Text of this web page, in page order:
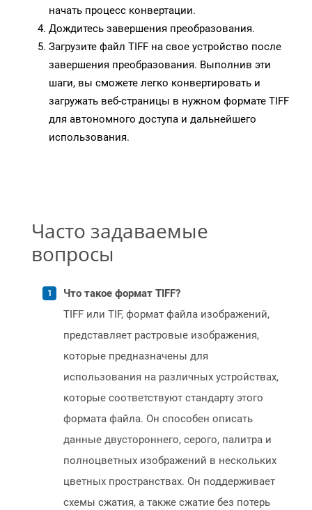
начать процесс конвертации.
Дождитесь завершения преобразования.
Загрузите файл TIFF на свое устройство после
завершения преобразования. Выполнив эти
шаги, вы сможете легко конвертировать и
загружать веб-страницы в нужном формате TIFF
для автономного доступа и дальнейшего
использования.
Часто задаваемые
вопросы
Что такое формат TIFF?
TIFF или TIF, формат файла изображений,
представляет растровые изображения,
которые предназначены для
использования на различных устройствах,
которые соответствуют стандарту этого
формата файла. Он способен описать
данные двустороннего, серого, палитра и
полноцветных изображений в нескольких
цветных пространствах. Он поддерживает
схемы сжатия, а также сжатие без потерь